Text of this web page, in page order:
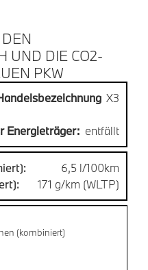
UND DIE CO2-
PKW
X3
Energieträger: entfällt
6,5 l/100km
171 g/km (WLTP)
(kombiniert)